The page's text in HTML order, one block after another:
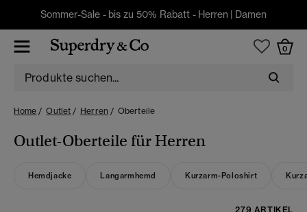
Sommer-Sale - bis zu 50% Rabatt - Herren | Damen
0
Home Outlet Herren Oberteile
Outlet-Oberteile für Herren
Hemdjacke Langarmhemd Kurzarm-Poloshirt
279 ARTIKEL